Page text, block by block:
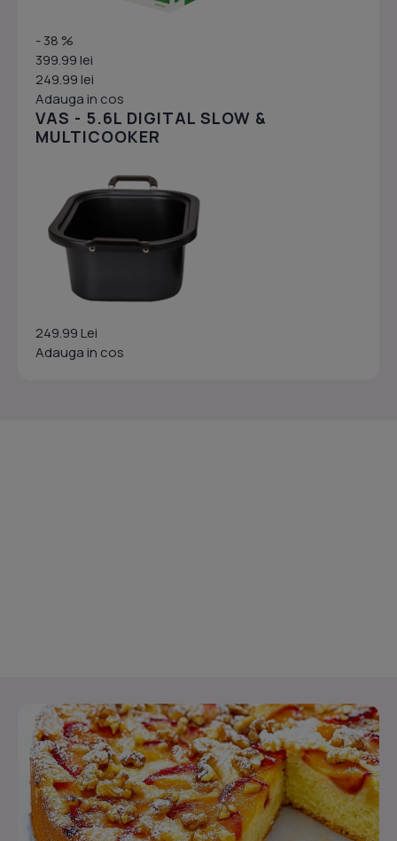
- 38 %
399.99 lei
249.99 lei
Adauga in cos
VAS - 5.6L DIGITAL SLOW &
MULTICOOKER
249.99 Lei
Adauga in cos